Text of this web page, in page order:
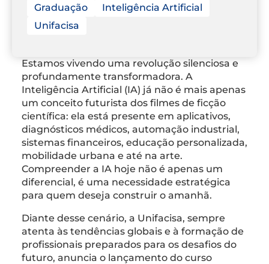
Graduação
Inteligência Artificial
Unifacisa
Estamos vivendo uma revolução silenciosa e
profundamente transformadora. A
Inteligência Artificial (IA) já não é mais apenas
um conceito futurista dos filmes de ficção
científica: ela está presente em aplicativos,
diagnósticos médicos, automação industrial,
sistemas financeiros, educação personalizada,
mobilidade urbana e até na arte.
Compreender a IA hoje não é apenas um
diferencial, é uma necessidade estratégica
para quem deseja construir o amanhã.
Diante desse cenário, a Unifacisa, sempre
atenta às tendências globais e à formação de
profissionais preparados para os desafios do
futuro, anuncia o lançamento do curso